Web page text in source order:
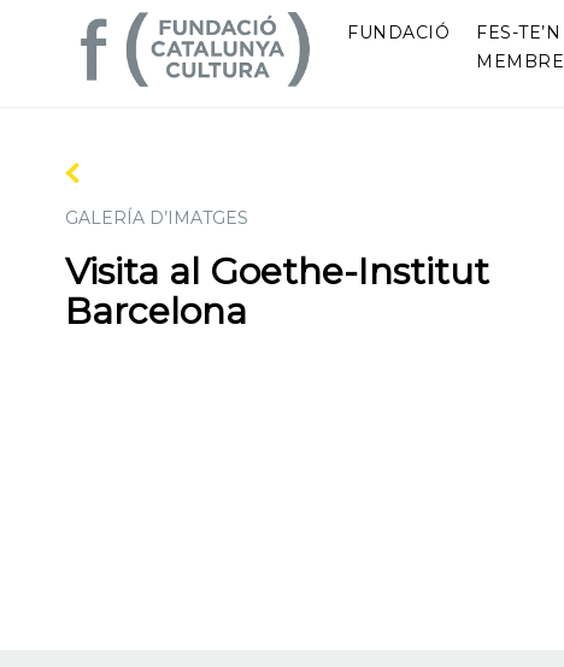
FUNDACIÓ
FES-TE’N
MEMBRE
GALERÍA D’IMATGES
Visita al Goethe-Institut
Barcelona